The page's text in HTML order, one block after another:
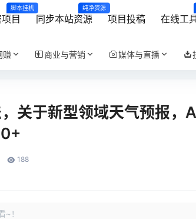
目
脚本挂机
同步本站资源
纯净资源
项目投稿 在线工
赚 商业与营销 媒体与直播
关于新型领域天气预报，
188
~！